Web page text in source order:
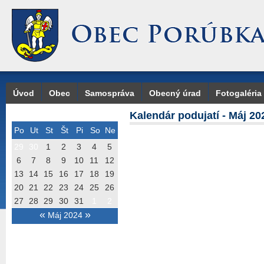
Úvod Obec Samospráva Obecný úrad Fotogaléria
Po Ut St Št Pi So Ne
« Máj 2024 »
1 2 3 4
5
6
7 8 9 10 11
12
13
14 15 16 17 18
19
20
21 22 23 24 25
26
27
28 29 30 31
Kalendár podujatí - Máj